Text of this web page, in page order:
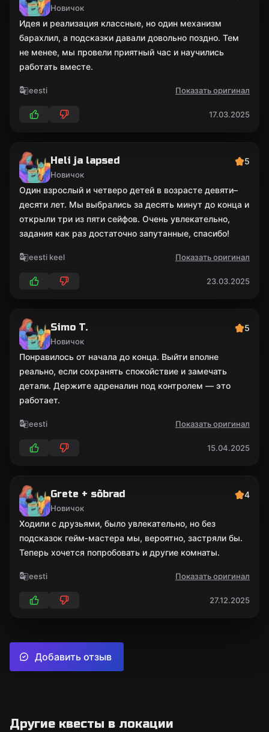
Новичок
Идея и реализация классные, но один механизм
барахлил, а подсказки давали довольно поздно. Тем
не менее, мы провели приятный час и научились
работать вместе.
eesti Показать оригинал
17.03.2025
Heli ja lapsed
Новичок
5
Один взрослый и четверо детей в возрасте девяти–
десяти лет. Мы выбрались за десять минут до конца и
открыли три из пяти сейфов. Очень увлекательно,
задания как раз достаточно запутанные, спасибо!
eesti keel Показать оригинал
23.03.2025
Simo T.
Новичок
5
Понравилось от начала до конца. Выйти вполне
реально, если сохранять спокойствие и замечать
детали. Держите адреналин под контролем — это
работает.
eesti Показать оригинал
15.04.2025
Grete + sõbrad
Новичок
4
Ходили с друзьями, было увлекательно, но без
подсказок гейм‑мастера мы, вероятно, застряли бы.
Теперь хочется попробовать и другие комнаты.
eesti Показать оригинал
27.12.2025
Добавить отзыв
Другие квесты в локации